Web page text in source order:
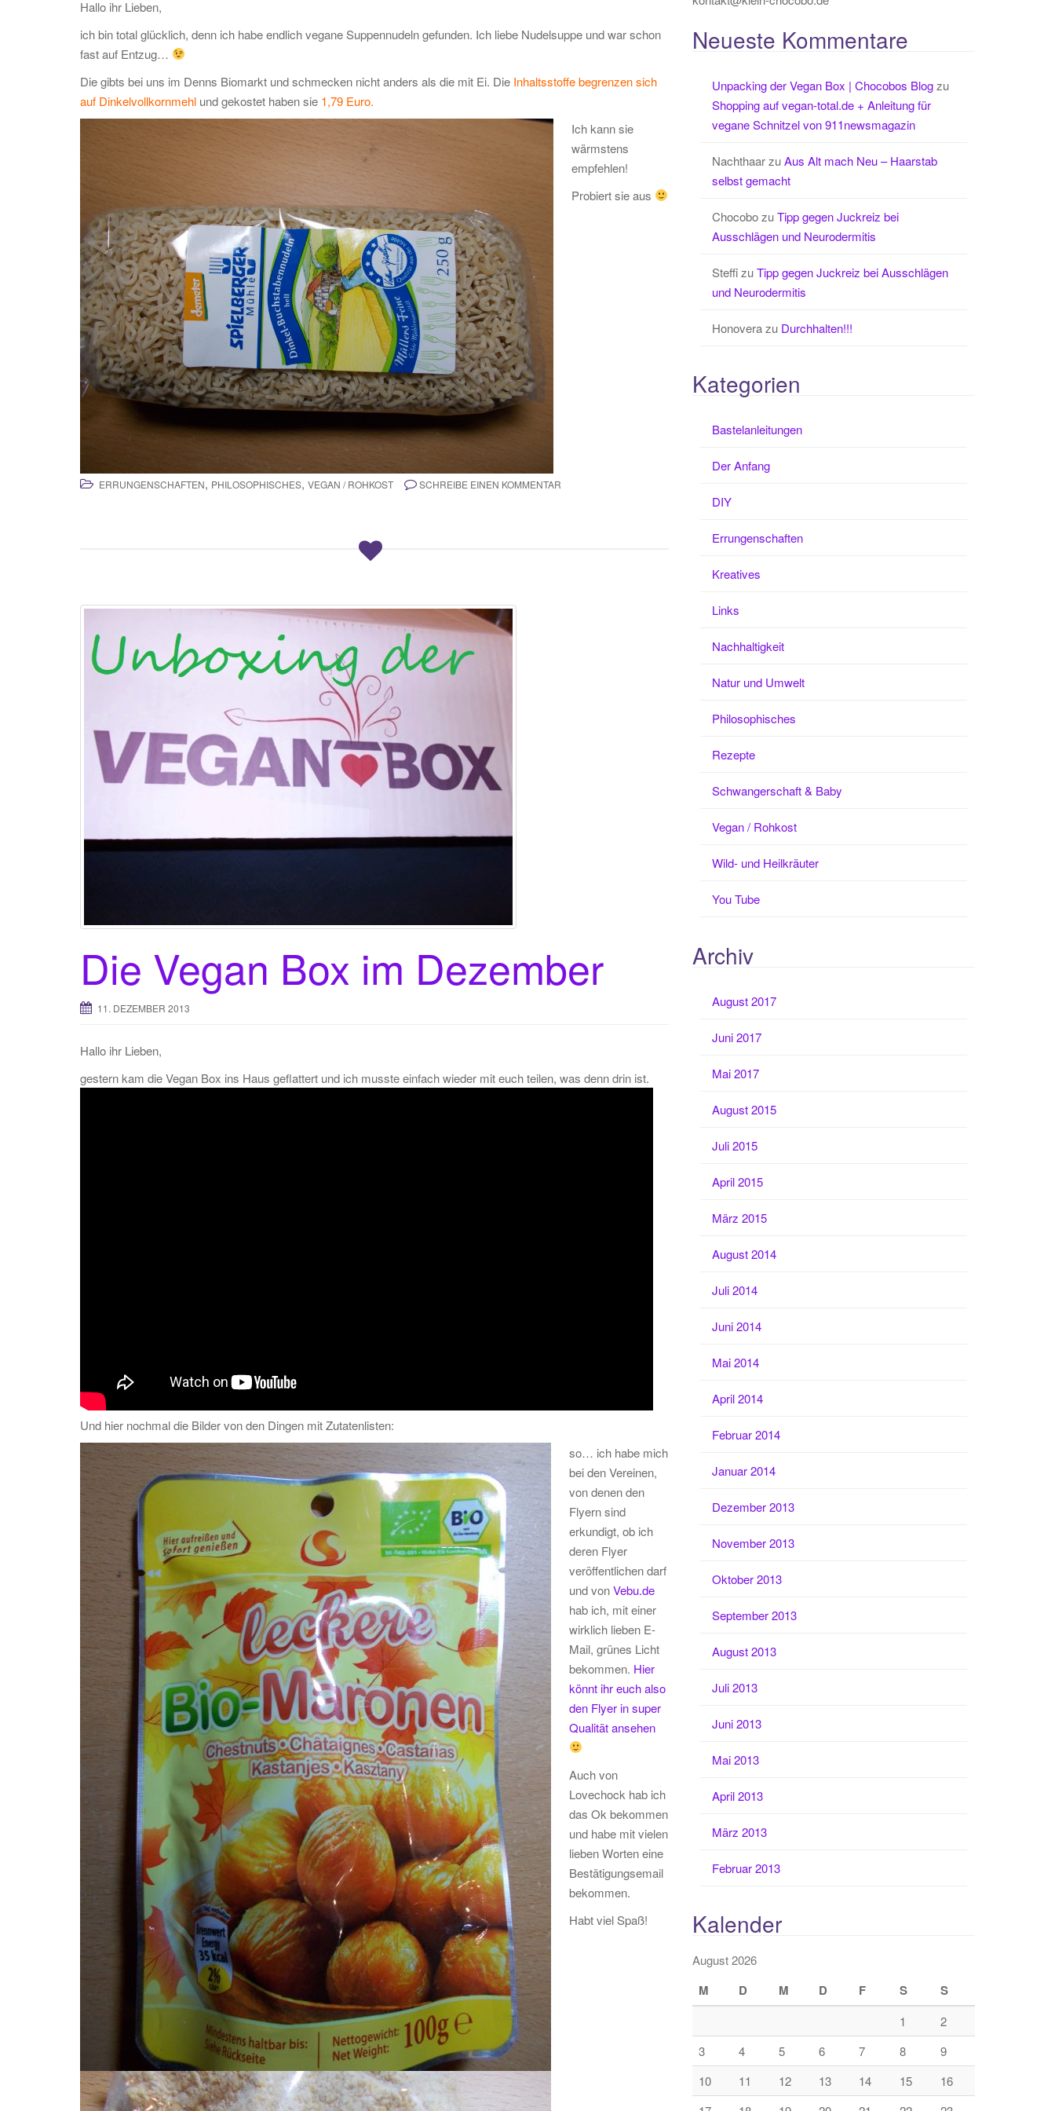
Hallo ihr Lieben,
ich bin total glücklich, denn ich habe endlich vegane Suppennudeln gefunden. Ich liebe Nudelsuppe und war schon
fast auf Entzug…
Die gibts bei uns im Denns Biomarkt und schmecken nicht anders als die mit Ei. Die Inhaltsstoffe begrenzen sich
auf Dinkelvollkornmehl und gekostet haben sie 1,79 Euro.
Ich kann sie
wärmstens
empfehlen!
Probiert sie aus
ERRUNGENSCHAFTEN, PHILOSOPHISCHES, VEGAN / ROHKOST SCHREIBE EINEN KOMMENTAR
Die Vegan Box im Dezember
11. DEZEMBER 2013
Hallo ihr Lieben,
gestern kam die Vegan Box ins Haus geflattert und ich musste einfach wieder mit euch teilen, was denn drin ist.
Und hier nochmal die Bilder von den Dingen mit Zutatenlisten:
so… ich habe mich
bei den Vereinen,
von denen den
Flyern sind
erkundigt, ob ich
deren Flyer
veröffentlichen darf
und vonVebu.de
hab ich, mit einer
wirklich lieben E-
Mail, grünes Licht
bekommen. Hier
könnt ihr euch also
den Flyer in super
Qualität ansehen
Auch von
Lovechock hab ich
das Ok bekommen
und habe mit vielen
lieben Worten eine
Bestätigungsemail
bekommen.
Habt viel Spaß!
Neueste Kommentare
Unpacking der Vegan Box | Chocobos Blogzu
Shopping auf vegan-total.de + Anleitung für
vegane Schnitzel von 911newsmagazin
NachthaarzuAus Alt mach Neu – Haarstab
selbst gemacht
ChocobozuTipp gegen Juckreiz bei
Ausschlägen und Neurodermitis
SteffizuTipp gegen Juckreiz bei Ausschlägen
und Neurodermitis
Honoverazu Durchhalten!!!
Kategorien
Bastelanleitungen
Der Anfang
DIY
Errungenschaften
Kreatives
Links
Nachhaltigkeit
Natur und Umwelt
Philosophisches
Rezepte
Schwangerschaft & Baby
Vegan / Rohkost
Wild- und Heilkräuter
You Tube
Archiv
August 2017
Juni 2017
Mai 2017
August 2015
Juli 2015
April 2015
März 2015
August 2014
Juli 2014
Juni 2014
Mai 2014
April 2014
Februar 2014
Januar 2014
Dezember 2013
November 2013
Oktober 2013
September 2013
August 2013
Juli 2013
Juni 2013
Mai 2013
April 2013
März 2013
Februar 2013
Kalender
August 2026
M D M D F S S
1
2
3
4 5 6 7 8
9
10
11 12 13 14 15
16